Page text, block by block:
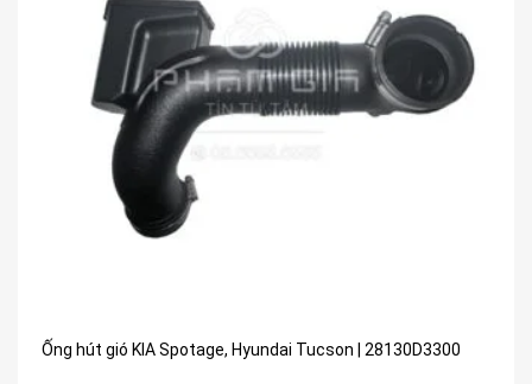
Ống hút gió KIA Spotage, Hyundai Tucson | 28130D3300